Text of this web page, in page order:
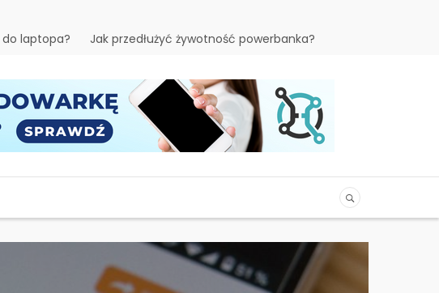
do laptopa? Jak przedłużyć żywotność powerbanka?